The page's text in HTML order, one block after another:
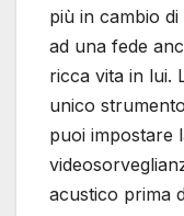
più in cambio
ad una fede
ricca vita in lui.
unico
puoi impostare
acustico prima